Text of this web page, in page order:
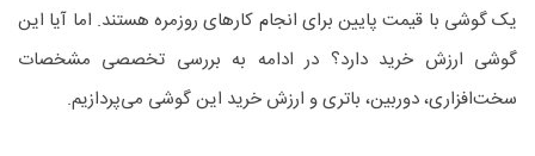
یک گوشی با قیمت پایین برای انجام کارهای روزمره هستند. اما آیا این
گوشی ارزش خرید دارد؟ در ادامه به بررسی تخصصی مشخصات
سخت‌افزاری، دوربین، باتری و ارزش خرید این گوشی می‌پردازیم.